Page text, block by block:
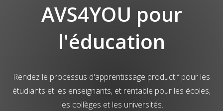
AVS4YOU pour
l'éducation
Rendez le processus d'apprentissage productif pour les
étudiants et les enseignants, et rentable pour les écoles,
les collèges et les universités.